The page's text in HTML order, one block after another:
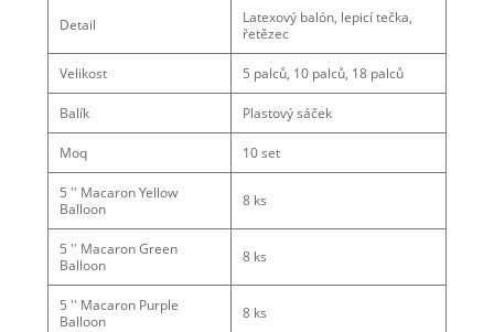
Detail
Latexový balón, lepicí tečka,
řetězec
Velikost 5 palců, 10 palců, 18 palců
Balík Plastový sáček
Moq 10 set
5 '' Macaron Yellow
Balloon
8 ks
5 '' Macaron Green
Balloon
8 ks
5 '' Macaron Purple
Balloon
8 ks